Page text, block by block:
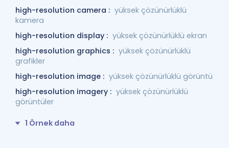
high-resolution camera : yüksek çözünürlüklü
kamera
high-resolution display : yüksek çözünürlüklü ekran
high-resolution graphics : yüksek çözünürlüklü
grafikler
high-resolution image : yüksek çözünürlüklü görüntü
high-resolution imagery : yüksek çözünürlüklü
görüntüler
1 Örnek daha